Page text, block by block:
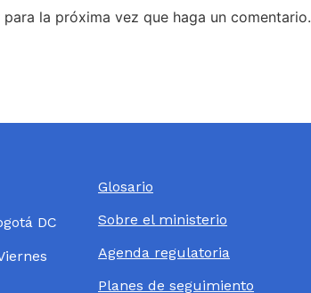
la próxima vez que haga un comentario.
DC
Glosario
Sobre el ministerio
Agenda regulatoria
Planes de seguimiento